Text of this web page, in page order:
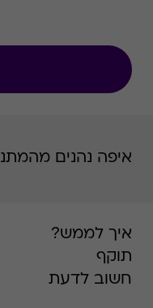
המפורטת. - פעילות
בדרך הרומנטית,
איפה נהנים
איך לממש?
תוקף
חשוב לדעת